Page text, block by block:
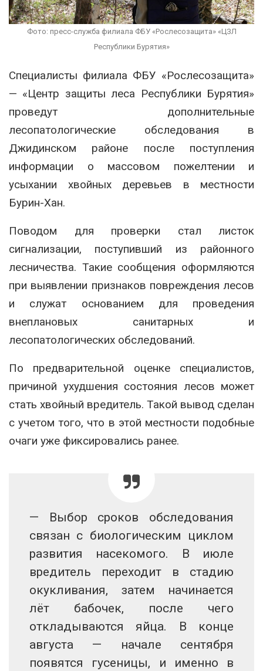
Фото: пресс-служба филиала ФБУ «Рослесозащита» «ЦЗЛ
Республики Бурятия»
Специалисты филиала ФБУ «Рослесозащита»
— «Центр защиты леса Республики Бурятия»
проведут дополнительные
лесопатологические обследования в
Джидинском районе после поступления
информации о массовом пожелтении и
усыхании хвойных деревьев в местности
Бурин-Хан.
Поводом для проверки стал листок
сигнализации, поступивший из районного
лесничества. Такие сообщения оформляются
при выявлении признаков повреждения лесов
и служат основанием для проведения
внеплановых санитарных и
лесопатологических обследований.
По предварительной оценке специалистов,
причиной ухудшения состояния лесов может
стать хвойный вредитель. Такой вывод сделан
с учетом того, что в этой местности подобные
очаги уже фиксировались ранее.
— Выбор сроков обследования
связан с биологическим циклом
развития насекомого. В июле
вредитель переходит в стадию
окукливания, затем начинается
лёт бабочек, после чего
откладываются яйца. В конце
августа — начале сентября
появятся гусеницы, и именно в